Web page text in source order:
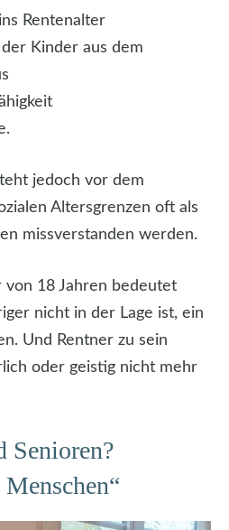
Rentenalter
Kinder aus dem
jedoch vor dem
Altersgrenzen oft als
missverstanden werden.
von 18 Jahren bedeutet
nicht in der Lage ist, ein
Und Rentner zu sein
oder geistig nicht mehr
Senioren?